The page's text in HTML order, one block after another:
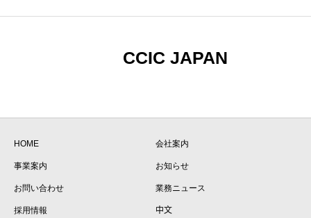
CCIC JAPAN
HOME 会社案内
事業案内 お知らせ
お問い合わせ 業務ニュース
採用情報 中文